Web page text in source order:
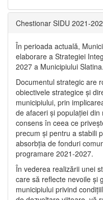
Chestionar SIDU 2021-
În perioada actuală,
elaborare a Strategiei
2027 a Municipiului Slatina.
Documentul strategic are
obiectivele strategice și
municipiului, prin
de afaceri și populației
consens în ceea ce
precum și pentru a stabili
absorbția de fonduri
programare 2021-2027.
În vederea realizării unei
care să reflecte nevoile și
municipiului privind